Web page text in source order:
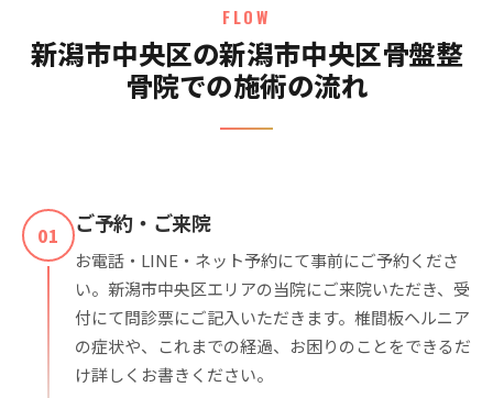
FLOW
新潟市中央区の新潟市中央区骨盤整
骨院での施術の流れ
01 ご予約・ご来院
お電話・LINE・ネット予約にて事前にご予約くださ
い。新潟市中央区エリアの当院にご来院いただき、受
付にて問診票にご記入いただきます。椎間板ヘルニア
の症状や、これまでの経過、お困りのことをできるだ
け詳しくお書きください。